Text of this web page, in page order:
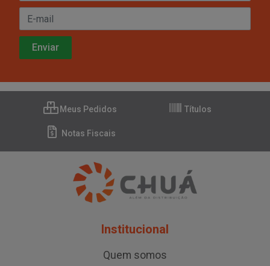
Meus Pedidos Títulos
Notas Fiscais
Institucional
Quem somos